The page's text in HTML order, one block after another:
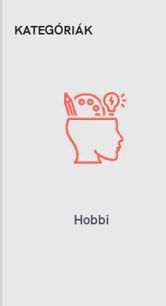
KATEGÓRIÁK
Hobbi